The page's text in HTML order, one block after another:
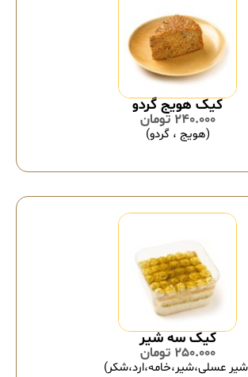
کیک هویج گردو
240.000 تومان
(هویج ، گردو)
کیک سه شیر
250.000 تومان
عسلی،شیر،خامه،ارد،شکر)